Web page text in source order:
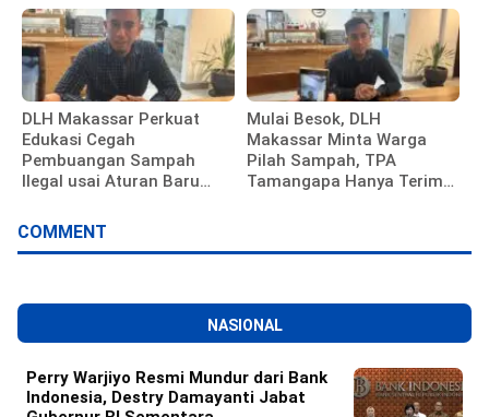
DLH Makassar Perkuat
Edukasi Cegah
Pembuangan Sampah
Ilegal usai Aturan Baru
Mulai Besok, DLH
Makassar Minta Warga
Pilah Sampah, TPA
Tamangapa Hanya Terima
COMMENT
NASIONAL
Perry Warjiyo Resmi Mundur dari Bank
Indonesia, Destry Damayanti Jabat